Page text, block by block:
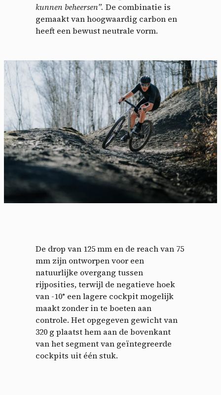
kunnen beheersen”. De combinatie is
gemaakt van hoogwaardig carbon en
heeft een bewust neutrale vorm.
De drop van 125 mm en de reach van 75
mm zijn ontworpen voor een
natuurlijke overgang tussen
rijposities, terwijl de negatieve hoek
van -10° een lagere cockpit mogelijk
maakt zonder in te boeten aan
controle. Het opgegeven gewicht van
320 g plaatst hem aan de bovenkant
van het segment van geïntegreerde
cockpits uit één stuk.